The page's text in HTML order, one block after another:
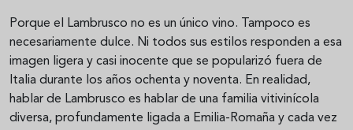
Porque el Lambrusco no es un único vino. Tampoco es
necesariamente dulce. Ni todos sus estilos responden a esa
imagen ligera y casi inocente que se popularizó fuera de
Italia durante los años ochenta y noventa. En realidad,
hablar de Lambrusco es hablar de una familia vitivinícola
diversa, profundamente ligada a Emilia-Romaña y cada vez